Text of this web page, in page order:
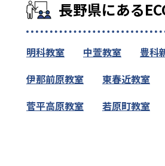
長野県にある
明科教室 中萱教室 豊科
伊那前原教室
東春近教室
菅平高原教室
若原町教室